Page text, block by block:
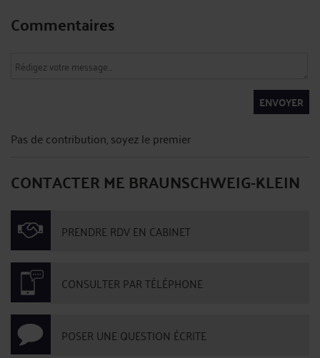
Commentaires
ENVOYER
Pas de contribution, soyez le premier
CONTACTER ME BRAUNSCHWEIG-KLEIN
PRENDRE RDV EN CABINET
CONSULTER PAR TÉLÉPHONE
POSER UNE QUESTION ÉCRITE